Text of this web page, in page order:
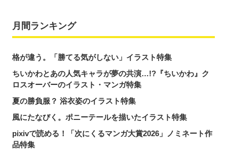
月間ランキング
格が違う。「勝てる気がしない」イラスト特集
ちいかわとあの人気キャラが夢の共演…!?『ちいかわ』ク
ロスオーバーのイラスト・マンガ特集
夏の勝負服？ 浴衣姿のイラスト特集
風にたなびく。ポニーテールを描いたイラスト特集
pixivで読める！「次にくるマンガ大賞2026」ノミネート作
品特集